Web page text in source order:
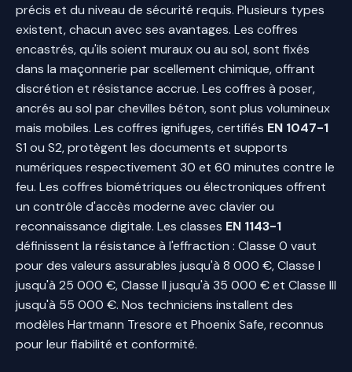
précis et du niveau de sécurité requis. Plusieurs types
existent, chacun avec ses avantages. Les coffres
encastrés, qu'ils soient muraux ou au sol, sont fixés
dans la maçonnerie par scellement chimique, offrant
discrétion et résistance accrue. Les coffres à poser,
ancrés au sol par chevilles béton, sont plus volumineux
mais mobiles. Les coffres ignifuges, certifiés EN 1047-1
S1 ou S2, protègent les documents et supports
numériques respectivement 30 et 60 minutes contre le
feu. Les coffres biométriques ou électroniques offrent
un contrôle d'accès moderne avec clavier ou
reconnaissance digitale. Les classes EN 1143-1
définissent la résistance à l'effraction : Classe 0 vaut
pour des valeurs assurables jusqu'à 8 000 €, Classe I
jusqu'à 25 000 €, Classe II jusqu'à 35 000 € et Classe III
jusqu'à 55 000 €. Nos techniciens installent des
modèles Hartmann Tresore et Phoenix Safe, reconnus
pour leur fiabilité et conformité.